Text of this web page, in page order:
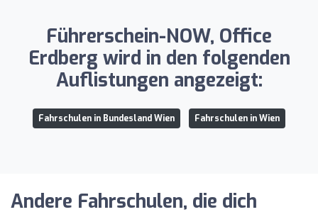
Führerschein-NOW, Office
Erdberg wird in den folgenden
Auflistungen angezeigt:
Fahrschulen in Bundesland Wien Fahrschulen in Wien
Andere Fahrschulen, die dich